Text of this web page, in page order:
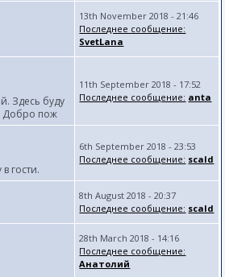
13th November 2018 - 21:46
Последнее сообщение:
SvetLana
Здесь буду
Добро пож
11th September 2018 - 17:52
Последнее сообщение: anta
гости.
6th September 2018 - 23:53
Последнее сообщение: scald
8th August 2018 - 20:37
Последнее сообщение: scald
28th March 2018 - 14:16
Последнее сообщение:
Анатолий